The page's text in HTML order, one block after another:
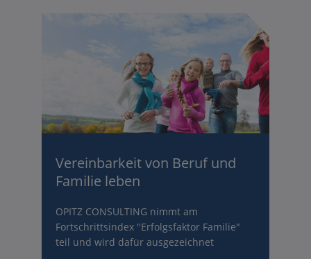
Vereinbarkeit von Beruf und
Familie leben
OPITZ CONSULTING nimmt am
Fortschrittsindex "Erfolgsfaktor Familie"
teil und wird dafür ausgezeichnet